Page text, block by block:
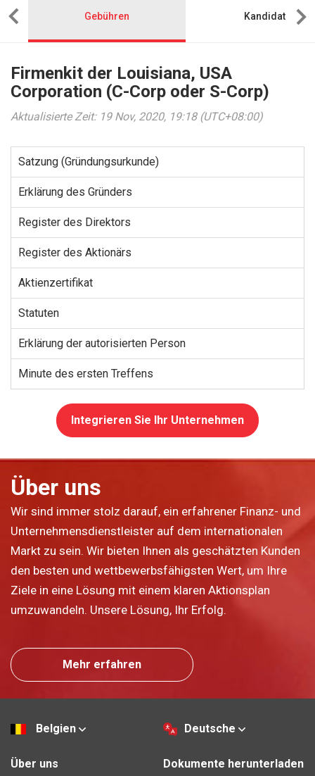
Gebühren Kandidat
Firmenkit der Louisiana, USA
Corporation (C-Corp oder S-Corp)
Aktualisierte Zeit: 19 Nov, 2020, 19:18 (UTC+08:00)
Satzung (Gründungsurkunde)
Erklärung des Gründers
Register des Direktors
Register des Aktionärs
Aktienzertifikat
Statuten
Erklärung der autorisierten Person
Minute des ersten Treffens
Integrieren Sie Ihr Unternehmen
Über uns
Wir sind immer stolz darauf, ein erfahrener Finanz- und
Unternehmensdienstleister auf dem internationalen
Markt zu sein. Wir bieten Ihnen als geschätzten Kunden
den besten und wettbewerbsfähigsten Wert, um Ihre
Ziele in eine Lösung mit einem klaren Aktionsplan
umzuwandeln. Unsere Lösung, Ihr Erfolg.
Mehr erfahren
Belgien Deutsche
Über uns
Dokumente herunterladen